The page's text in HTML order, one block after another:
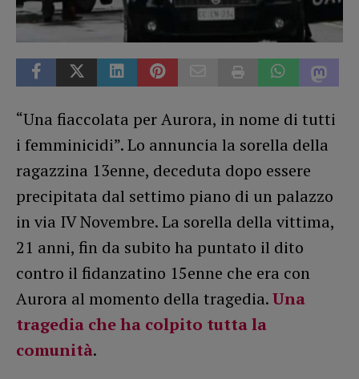
“Una fiaccolata per Aurora, in nome di tutti
i femminicidi”. Lo annuncia la sorella della
ragazzina 13enne, deceduta dopo essere
precipitata dal settimo piano di un palazzo
in via IV Novembre. La sorella della vittima,
21 anni, fin da subito ha puntato il dito
contro il fidanzatino 15enne che era con
Aurora al momento della tragedia.Una
tragedia che ha colpito tutta la
comunità.